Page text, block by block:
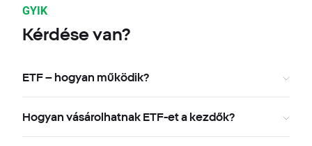
GYIK
Kérdése van?
ETF – hogyan működik?
Hogyan vásárolhatnak ETF-et a kezdők?